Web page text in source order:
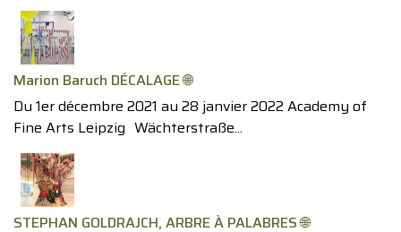
Marion Baruch DÉCALAGE 🌐
Du 1er décembre 2021 au 28 janvier 2022 Academy of
Fine Arts Leipzig Wächterstraße...
STEPHAN GOLDRAJCH, ARBRE À PALABRES 🌐